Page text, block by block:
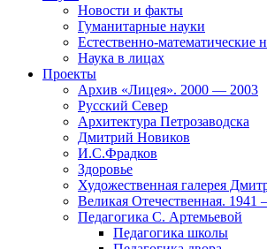
Новости и факты
Гуманитарные науки
Естественно-математические
Наука в лицах
Проекты
Архив «Лицея». 2000 — 2003
Русский Север
Архитектура Петрозаводска
Дмитрий Новиков
И.С.Фрадков
Здоровье
Художественная галерея
Великая Отечественная. 1941
Педагогика С. Артемьевой
Педагогика школы